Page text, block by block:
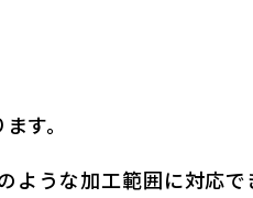
す。
ような加工範囲に対応で